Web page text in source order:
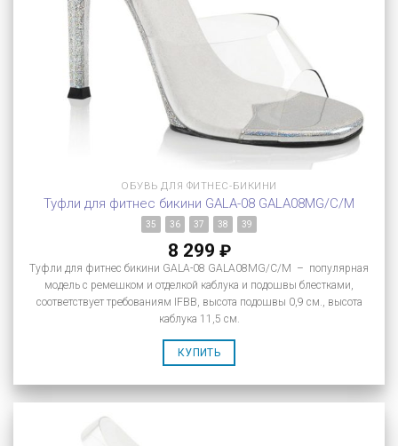
ОБУВЬ ДЛЯ ФИТНЕС-БИКИНИ
Туфли для фитнес бикини GALA-08 GALA08MG/C/M
35 36 37 38 39
8 299 ₽
Туфли для фитнес бикини GALA-08 GALA08MG/C/M – популярная
модель с ремешком и отделкой каблука и подошвы блестками,
соответствует требованиям IFBB, высота подошвы 0,9 см., высота
каблука 11,5 см.
КУПИТЬ